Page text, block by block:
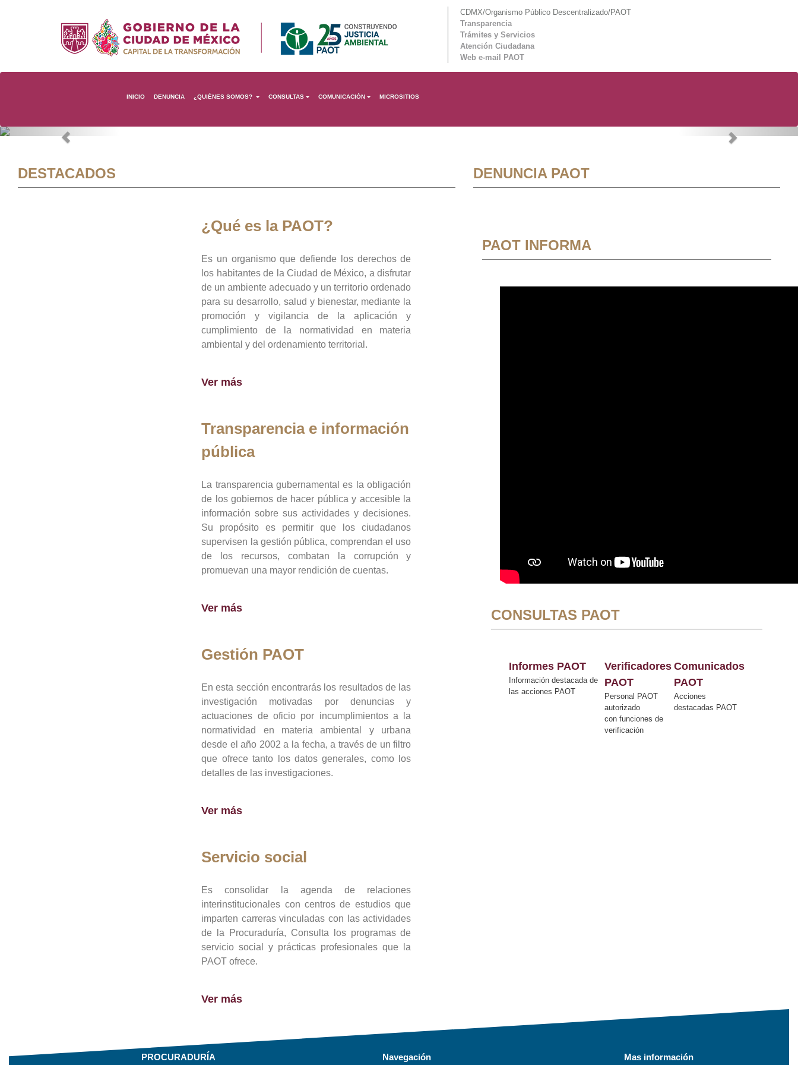
CDMX/Organismo Público Descentralizado/PAOT
Transparencia
Trámites y Servicios
Atención Ciudadana
Web e-mail PAOT
INICIO DENUNCIA ¿QUIÉNES SOMOS? CONSULTAS COMUNICACIÓN MICROSITIOS
Previous Next
DESTACADOS
¿Qué es la PAOT?
Es un organismo que defiende los derechos de
los habitantes de la Ciudad de México, a disfrutar
de un ambiente adecuado y un territorio ordenado
para su desarrollo, salud y bienestar, mediante la
promoción y vigilancia de la aplicación y
cumplimiento de la normatividad en materia
ambiental y del ordenamiento territorial.
Ver más
Transparencia e información
pública
La transparencia gubernamental es la obligación
de los gobiernos de hacer pública y accesible la
información sobre sus actividades y decisiones.
Su propósito es permitir que los ciudadanos
supervisen la gestión pública, comprendan el uso
de los recursos, combatan la corrupción y
promuevan una mayor rendición de cuentas.
Ver más
Gestión PAOT
En esta sección encontrarás los resultados de las
investigación motivadas por denuncias y
actuaciones de oficio por incumplimientos a la
normatividad en materia ambiental y urbana
desde el año 2002 a la fecha, a través de un filtro
que ofrece tanto los datos generales, como los
detalles de las investigaciones.
Ver más
Servicio social
Es consolidar la agenda de relaciones
interinstitucionales con centros de estudios que
imparten carreras vinculadas con las actividades
de la Procuraduría, Consulta los programas de
servicio social y prácticas profesionales que la
PAOT ofrece.
Ver más
DENUNCIA PAOT
PAOT INFORMA
CONSULTAS PAOT
Informes PAOT
Información destacada de
las acciones PAOT
Verificadores
PAOT
Personal PAOT
autorizado
con funciones de
verificación
Comunicados
PAOT
Acciones
destacadas PAOT
PROCURADURÍA Navegación Mas información